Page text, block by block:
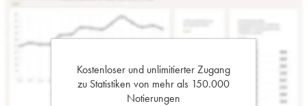
Kostenloser und unlimitierter Zugang
zu Statistiken von mehr als 150.000
Notierungen